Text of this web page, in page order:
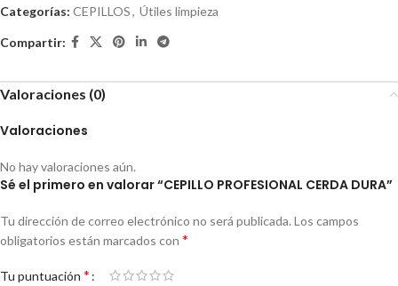
Categorías: CEPILLOS, Útiles limpieza
Compartir:
Valoraciones (0)
Valoraciones
No hay valoraciones aún.
Sé el primero en valorar “CEPILLO PROFESIONAL CERDA DURA”
Tu dirección de correo electrónico no será publicada. Los campos
obligatorios están marcados con *
Tu puntuación *